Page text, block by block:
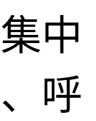
中
呼